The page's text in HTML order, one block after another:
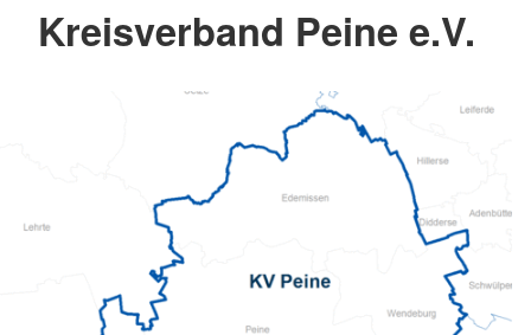
Kreisverband Peine e.V.